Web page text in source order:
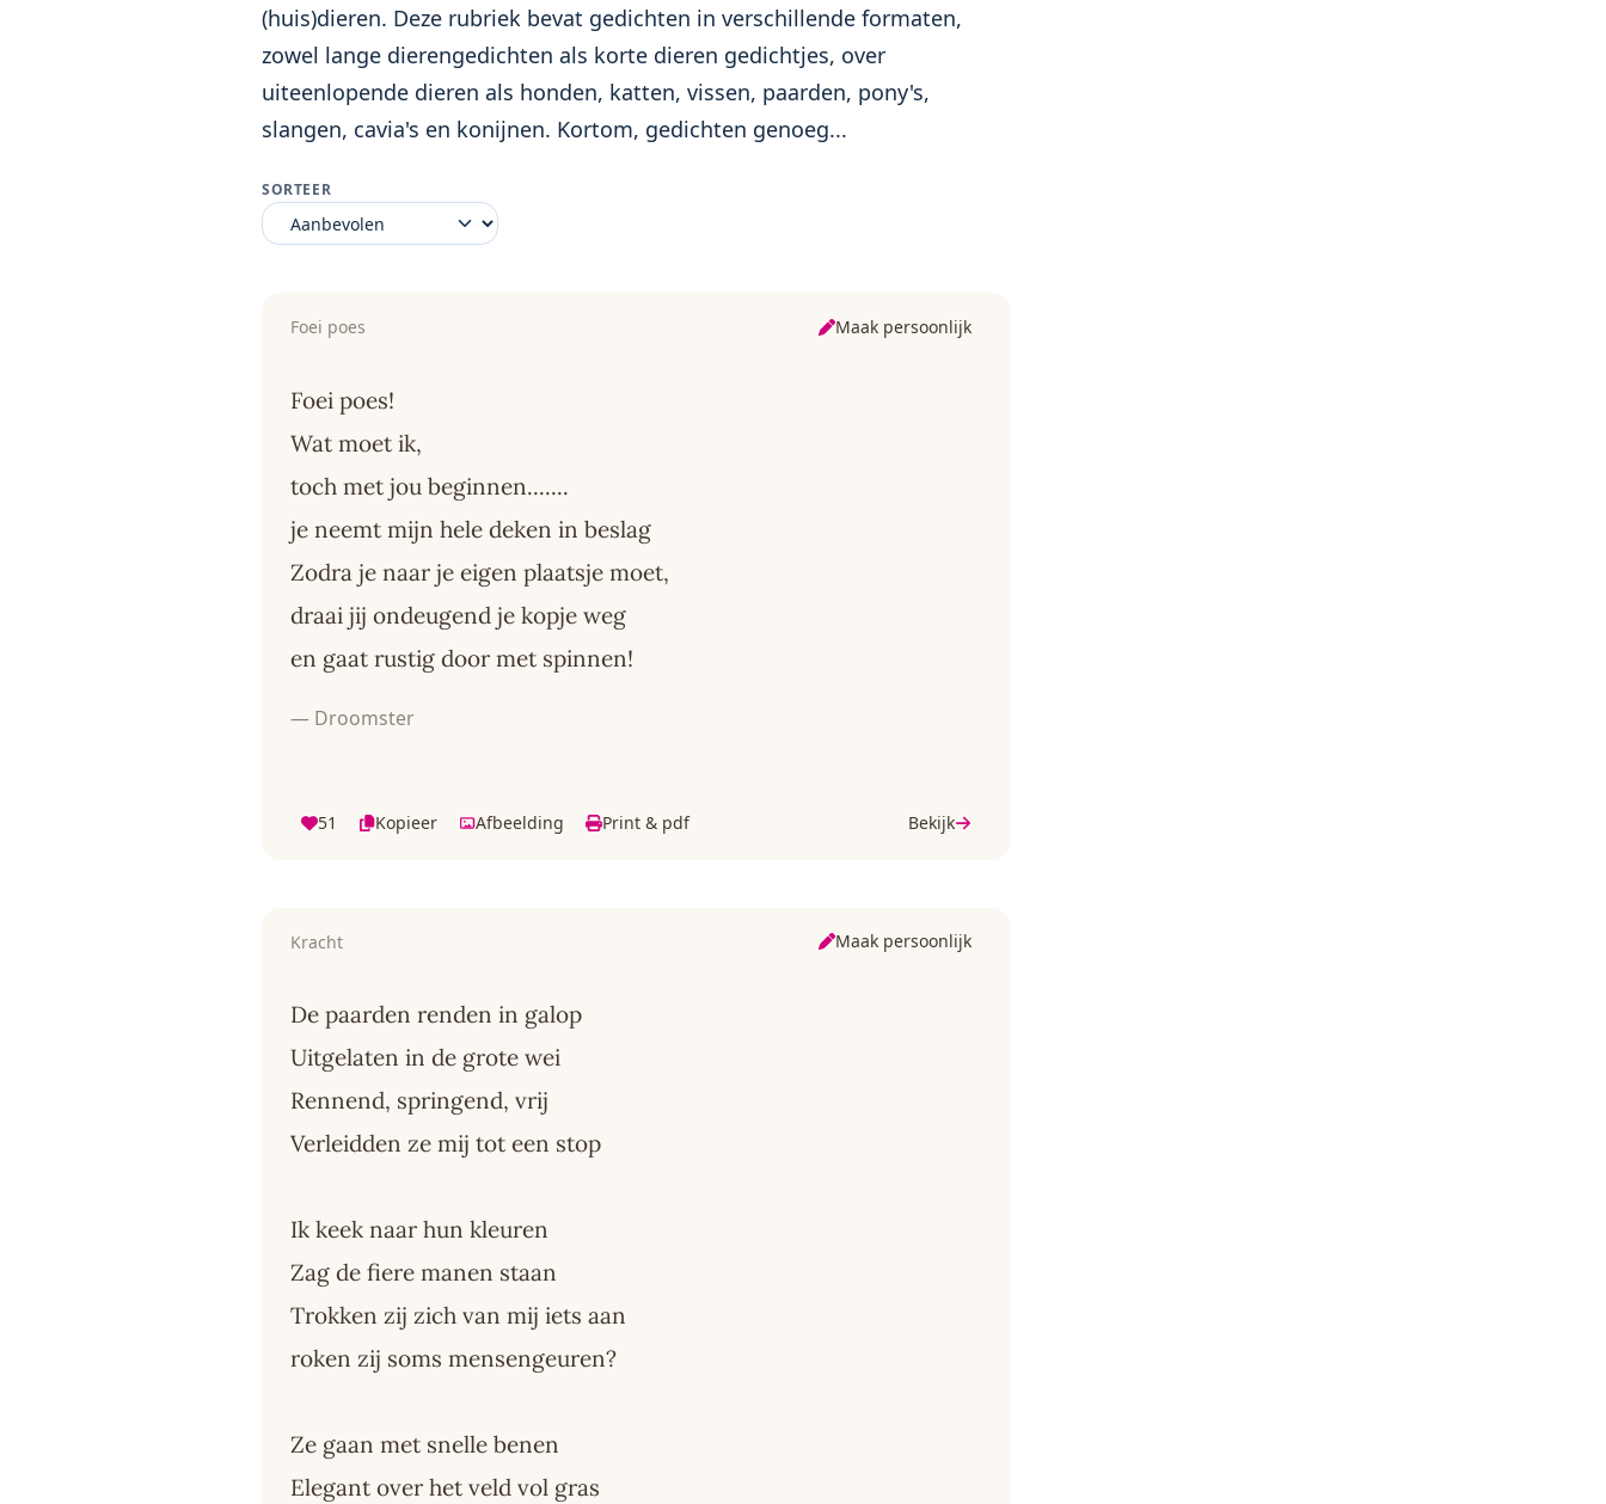
(huis)dieren. Deze rubriek bevat gedichten in verschillende formaten,
zowel lange dierengedichten als korte dieren gedichtjes, over
uiteenlopende dieren als honden, katten, vissen, paarden, pony's,
slangen, cavia's en konijnen. Kortom, gedichten genoeg...
SORTEER
Foei poes Maak persoonlijk
Foei poes!
Wat moet ik,
toch met jou beginnen.......
je neemt mijn hele deken in beslag
Zodra je naar je eigen plaatsje moet,
draai jij ondeugend je kopje weg
en gaat rustig door met spinnen!
— Droomster
51 Kopieer Afbeelding Print & pdf Bekijk
Kracht Maak persoonlijk
De paarden renden in galop
Uitgelaten in de grote wei
Rennend, springend, vrij
Verleidden ze mij tot een stop
Ik keek naar hun kleuren
Zag de fiere manen staan
Trokken zij zich van mij iets aan
roken zij soms mensengeuren?
Ze gaan met snelle benen
Elegant over het veld vol gras